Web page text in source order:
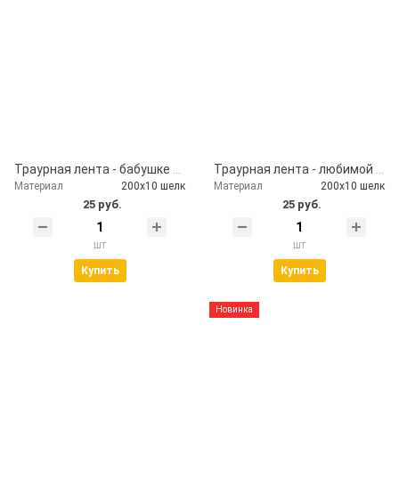
Материал 200х10 шелк
25 руб.
шт
Купить
Материал 200х10 шелк
25 руб.
шт
Купить
Новинка